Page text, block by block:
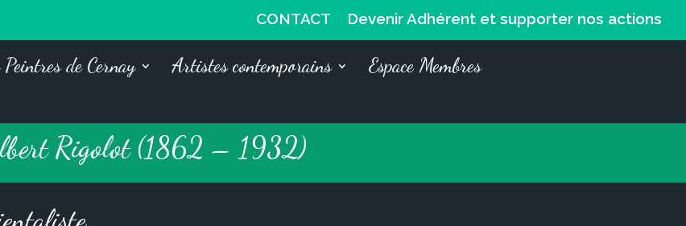
CONTACT Devenir Adhérent et supporter nos actions
de Cernay Artistes contemporains
Espace Membres
Rigolot (1862 – 1932)